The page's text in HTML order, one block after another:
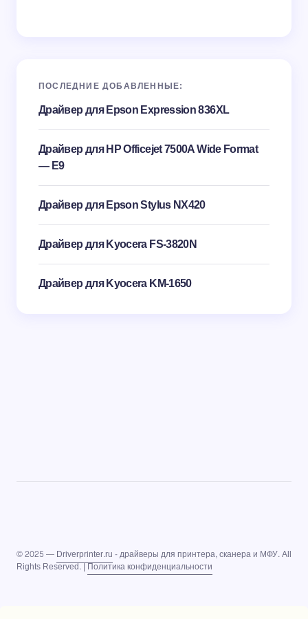
ПОСЛЕДНИЕ ДОБАВЛЕННЫЕ:
Драйвер для Epson Expression 836XL
Драйвер для HP Officejet 7500A Wide Format
— E9
Драйвер для Epson Stylus NX420
Драйвер для Kyocera FS-3820N
Драйвер для Kyocera KM-1650
© 2025 —Driverprinter.ru- драйверы для принтера, сканера и МФУ. All
Rights Reserved. |Политика конфиденциальности